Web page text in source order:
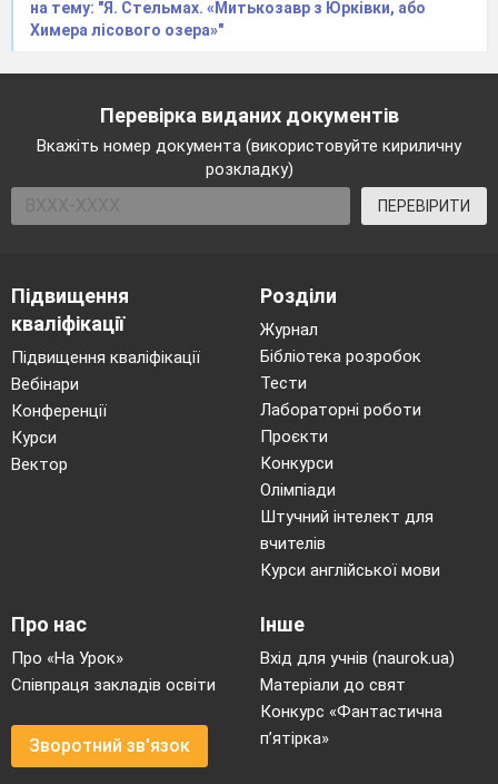
на тему: "Я. Стельмах. «Митькозавр з Юрківки, або
Химера лісового озера»"
Перевірка виданих документів
Вкажіть номер документа (використовуйте кириличну
розкладку)
ПЕРЕВІРИТИ
Підвищення
кваліфікації
Підвищення кваліфікації
Вебінари
Конференції
Курси
Вектор
Розділи
Журнал
Бібліотека розробок
Тести
Лабораторні роботи
Проєкти
Конкурси
Олімпіади
Штучний інтелект для
вчителів
Курси англійської мови
Про нас
Про «На Урок»
Співпраця закладів освіти
Зворотний зв'язок
Інше
Вхід для учнів (naurok.ua)
Матеріали до свят
Конкурс «Фантастична
п’ятірка»